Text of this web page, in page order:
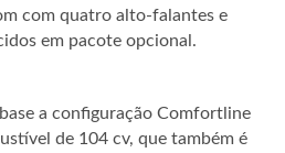
com quatro alto-falantes e
em pacote opcional.
a configuração Comfortline
de 104 cv, que também é